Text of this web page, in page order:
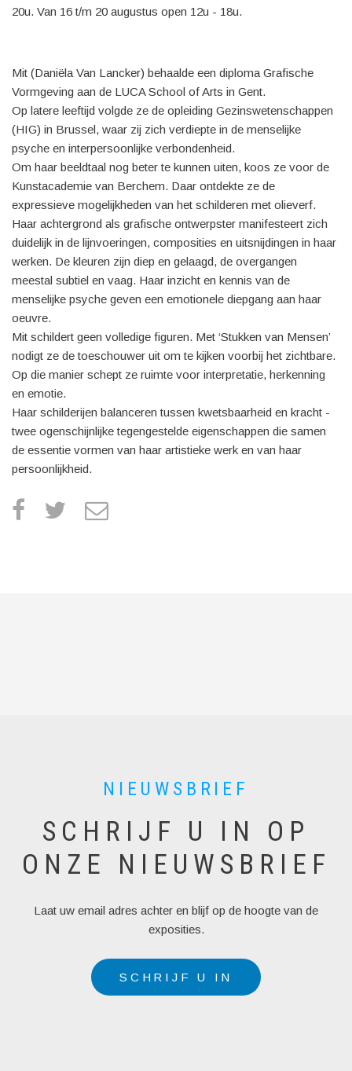
20u. Van 16 t/m 20 augustus open 12u - 18u.
Mit (Daniëla Van Lancker) behaalde een diploma Grafische
Vormgeving aan de LUCA School of Arts in Gent.
Op latere leeftijd volgde ze de opleiding Gezinswetenschappen
(HIG) in Brussel, waar zij zich verdiepte in de menselijke
psyche en interpersoonlijke verbondenheid.
Om haar beeldtaal nog beter te kunnen uiten, koos ze voor de
Kunstacademie van Berchem. Daar ontdekte ze de
expressieve mogelijkheden van het schilderen met olieverf.
Haar achtergrond als grafische ontwerpster manifesteert zich
duidelijk in de lijnvoeringen, composities en uitsnijdingen in haar
werken. De kleuren zijn diep en gelaagd, de overgangen
meestal subtiel en vaag. Haar inzicht en kennis van de
menselijke psyche geven een emotionele diepgang aan haar
oeuvre.
Mit schildert geen volledige figuren. Met ‘Stukken van Mensen’
nodigt ze de toeschouwer uit om te kijken voorbij het zichtbare.
Op die manier schept ze ruimte voor interpretatie, herkenning
en emotie.
Haar schilderijen balanceren tussen kwetsbaarheid en kracht -
twee ogenschijnlijke tegengestelde eigenschappen die samen
de essentie vormen van haar artistieke werk en van haar
persoonlijkheid.
facebook
twitter
e
NIEUWSBRIEF
SCHRIJF U IN OP
ONZE NIEUWSBRIEF
Laat uw email adres achter en blijf op de hoogte van de
exposities.
SCHRIJF U IN